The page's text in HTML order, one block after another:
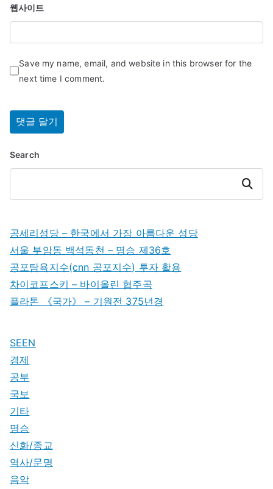
웹사이트
Save my name, email, and website in this browser for the
next time I comment.
Search
Search
공세리성당 – 한국에서 가장 아름다운 성당
서울 부암동 백석동천 – 명승 제36호
공포탐욕지수(cnn 공포지수) 투자 활용
차이코프스키 – 바이올린 협주곡
플라톤 《국가》 – 기원전 375년경
SEEN
경제
공부
국보
기타
명승
신화/종교
역사/문명
음악